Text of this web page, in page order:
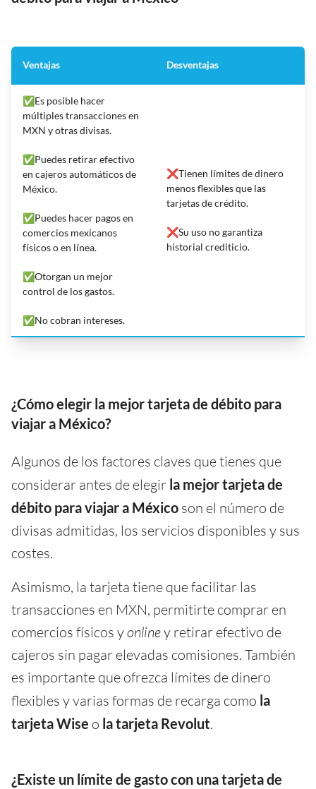
Ventajas Desventajas
✅Es posible hacer
múltiples transacciones en
MXN y otras divisas.
✅Puedes retirar efectivo
en cajeros automáticos de
México.
✅Puedes hacer pagos en
comercios mexicanos
físicos o en línea.
✅Otorgan un mejor
control de los gastos.
✅No cobran intereses.
❌Tienen límites de dinero
menos flexibles que las
tarjetas de crédito.
❌Su uso no garantiza
historial crediticio.
¿Cómo elegir la mejor tarjeta de débito para
viajar a México?
Algunos de los factores claves que tienes que
considerar antes de elegir la mejor tarjeta de
débito para viajar a México son el número de
divisas admitidas, los servicios disponibles y sus
costes.
Asimismo, la tarjeta tiene que facilitar las
transacciones en MXN, permitirte comprar en
comercios físicos yonliney retirar efectivo de
cajeros sin pagar elevadas comisiones. También
es importante que ofrezca límites de dinero
flexibles y varias formas de recarga como la
tarjeta Wise o la tarjeta Revolut.
¿Existe un límite de gasto con una tarjeta de